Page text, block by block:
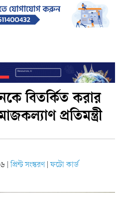
বিতর্কিত করার
প্রতিমন্ত্রী
প্রিন্ট সংস্করণ ফটো কার্ড